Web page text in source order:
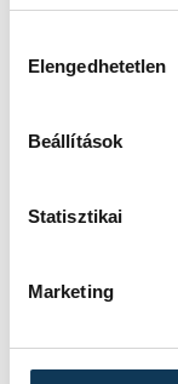
Elengedhetetlen
Beállítások
Statisztikai
Marketing
vége pedig
tolni, és
kifelé
társai